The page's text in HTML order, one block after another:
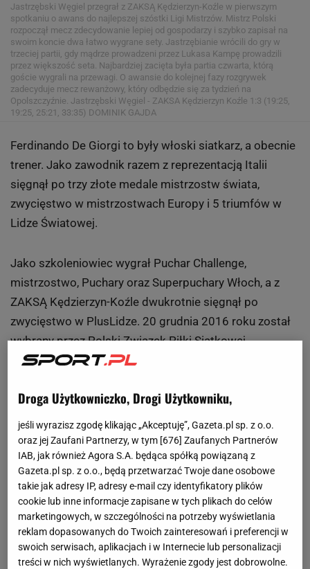
Jastrzębski Węgiel przegrał z ZAKSĄ Kędzierzyn-Koźle w pierwszym
spotkaniu o awans do najlepszej szóstki Ligi Mistrzów. Mistrz Polski
rozpoczął mecz zdecydowanie lepiej od gospodarzy i szybko zapisał na
swoim koncie dwa łatwo wygrane sety. Jastrzębianie wrócili do gry w
trzeciej partii, gdy mądrze prowadzeni przez Lukasa Kampę prowadzili
przez większość seta. Najbardziej zacięta była partia czwarta, którą
goście wygrali na przewagi. O awansie do kolejnej fazy rozgrywek
zadecyduje mecz rewanżowy, który odbędzie się za tydzień na
Opolszczyźnie. Jastrzębski Węgiel - ZAKSA Kędzierzyn Koźle 1:3 (19:25,
19:25, 25:21, 33:35) DOMINIK GAJDA
Ferdinando De Giorgi to były włoski siatkarz, a obecnie
trener. Jako zawodnik razem z reprezentacją Italii
sięgnął po trzy złote medale mistrzostw świata,
zwycięstwo w mistrzostwach Europy i 5 triumfów w
Lidze Światowej.
Jako szkoleniowiec wygrał Puchar Challenge,
mistrzostwo, Puchary oraz Superpuchary Włoch, a z
ZAKSĄ Kędzierzyn-Koźle dwukrotnie sięgnął po
zwycięstwo w PlusLidze. 20 grudnia 2016 roku został
wybrany przez Polski Związek Piłki Siatkowej
selekcjonerem męskiej reprezentacji kraju. Na
biało-czerwonych mistrzostwach Europy (porażka w
barażu o ćwierćfinał ze Słowenią) 20 września 2017
roku Związek zrezygnował ze współpracy z Włochem.
Na początku 2018 roku Ferdinando De Girogi przejął
zespół Jastrzębskiego Węgla po Marku Lebedew.
Sara Kalisz: Jak prosta jest droga od bohatera do
"zera" w siatkówce?
Droga Użytkowniczko, Drogi Użytkowniku,
jeśli wyrazisz zgodę klikając „Akceptuję”, Gazeta.pl sp. z o.o.
oraz jej Zaufani Partnerzy, w tym [676] Zaufanych Partnerów
IAB, jak również Agora S.A. będąca spółką powiązaną z
Gazeta.pl sp. z o.o., będą przetwarzać Twoje dane osobowe
takie jak adresy IP, adresy e-mail czy identyfikatory plików
cookie lub inne informacje zapisane w tych plikach do celów
marketingowych, w szczególności na potrzeby wyświetlania
reklam dopasowanych do Twoich zainteresowań i preferencji w
swoich serwisach, aplikacjach i w Internecie lub personalizacji
treści w nich wyświetlanych. Wyrażenie zgody jest dobrowolne.